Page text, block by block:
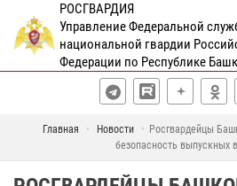
РОСГВАРДИЯ
Управление Федеральной
национальной гвардии
Федерации по Республике
Главная Новости
Росгвардейцы
безопасность выпускных